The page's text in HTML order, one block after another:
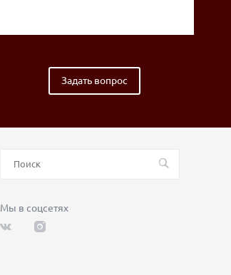
Задать вопрос
Мы в соцсетях